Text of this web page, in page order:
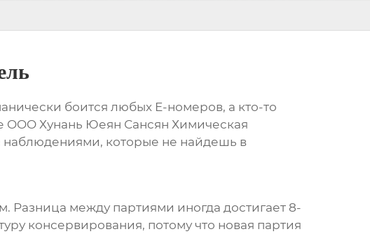
боится любых E-номеров, а кто-то
OOO Хунань Юеян Сансян Химическая
наблюдениями, которые не найдешь в
Разница между партиями иногда достигает 8-
консервирования, потому что новая партия